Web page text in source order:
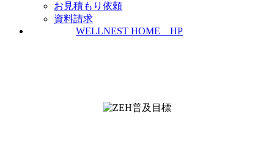
お見積もり依頼
資料請求
WELLNEST HOME HP